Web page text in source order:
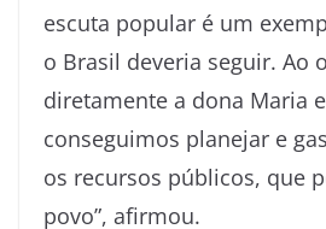
escuta popular é um
o Brasil deveria seguir. Ao
diretamente a dona Maria
conseguimos planejar e
os recursos públicos, que
povo”, afirmou.